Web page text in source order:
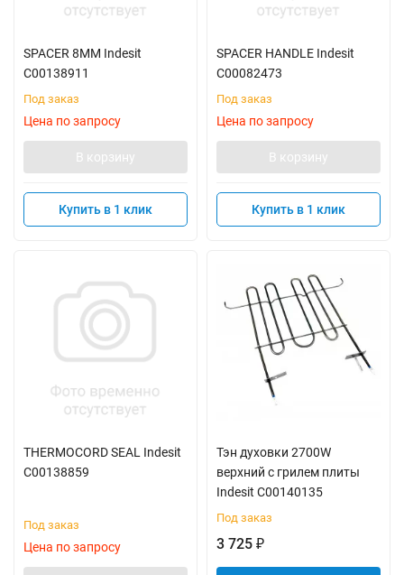
SPACER 8MM Indesit
C00138911
Под заказ
Цена по запросу
В корзину
Купить в 1 клик
SPACER HANDLE Indesit
C00082473
Под заказ
Цена по запросу
В корзину
Купить в 1 клик
THERMOCORD SEAL Indesit
C00138859
Под заказ
Цена по запросу
Тэн духовки 2700W
верхний с грилем плиты
Indesit C00140135
Под заказ
3 725 ₽